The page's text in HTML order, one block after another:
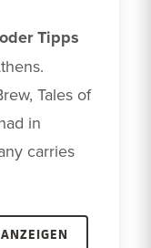
Tipps
Tales of
in
carries